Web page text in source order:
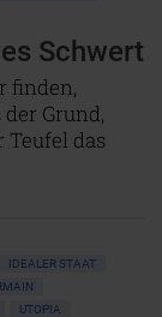
Schwert
finden,
Grund,
Teufel das
IDEALER STAAT
UTOPIA